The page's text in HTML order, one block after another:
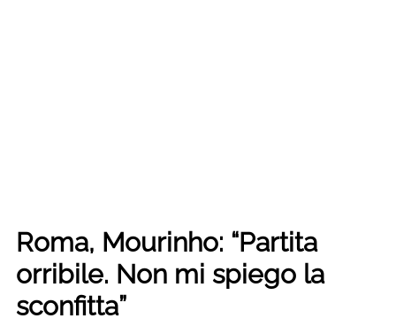
Roma, Mourinho: “Partita
orribile. Non mi spiego la
sconfitta”